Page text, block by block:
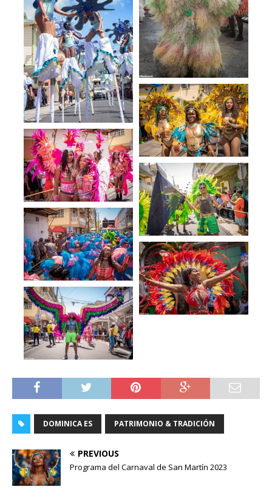
DOMINICA ES PATRIMONIO & TRADICIÓN
PREVIOUS
Programa del Carnaval de San Martín 2023